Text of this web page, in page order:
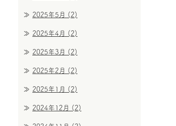
2025年5月 (2)
2025年4月 (2)
2025年3月 (2)
2025年2月 (2)
2025年1月 (2)
2024年12月 (2)